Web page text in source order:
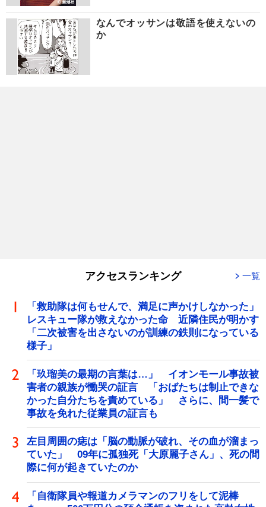
なんでオッサンは敬語を使えないの
か
アクセスランキング 一覧
「救助隊は何もせんで、満足に声かけしなかった」
レスキュー隊が救えなかった命 近隣住民が明かす
「二次被害を出さないのが訓練の鉄則になっている
様子」
「玖瑠美の最期の言葉は…」 イオンモール事故被
害者の親族が慟哭の証言 「おばたちは制止できな
かった自分たちを責めている」 さらに、間一髪で
事故を免れた従業員の証言も
左目周囲の痣は「脳の動脈が破れ、その血が溜まっ
ていた」 09年に孤独死「大原麗子さん」、死の間
際に何が起きていたのか
「自衛隊員や報道カメラマンのフリをして泥棒